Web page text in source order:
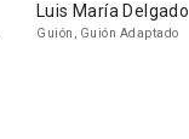
Luis María Delgado
Guión, Guión Adaptado